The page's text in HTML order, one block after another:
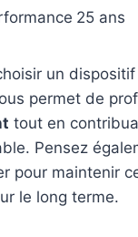
25 ans
un
permet de
tout en
Pensez
pour maintenir
le long terme.